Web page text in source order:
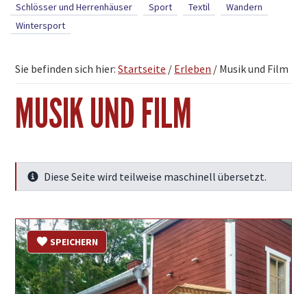
Schlösser und Herrenhäuser
Sport Textil
Wandern
Wintersport
Sie befinden sich hier:Startseite / Erleben / Musik und Film
MUSIK UND FILM
Mehr Infos
Diese Seite wird teilweise maschinell übersetzt.
SPEICHERN